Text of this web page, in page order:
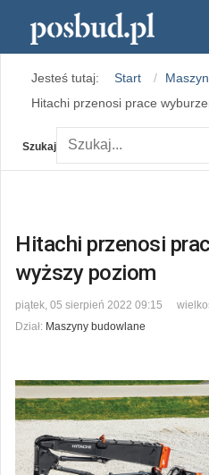
Jesteś tutaj: Start
Hitachi przenosi prace
Szukaj
Hitachi przenosi
wyższy poziom
piątek, 05 sierpień 2022 09:15
Dział: Maszyny budowlane